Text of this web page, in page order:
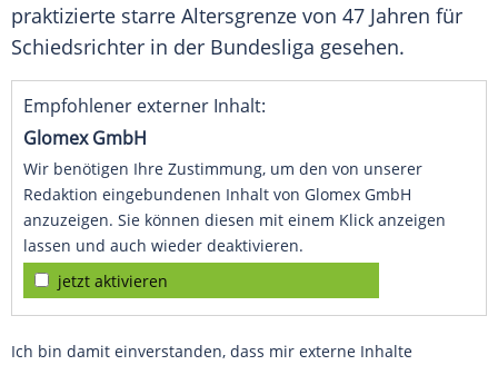
praktizierte starre Altersgrenze von 47 Jahren für
Schiedsrichter in der Bundesliga gesehen.
Empfohlener externer Inhalt:
Glomex GmbH
Wir benötigen Ihre Zustimmung, um den von unserer
Redaktion eingebundenen Inhalt von Glomex GmbH
anzuzeigen. Sie können diesen mit einem Klick anzeigen
lassen und auch wieder deaktivieren.
jetzt aktivieren
Ich bin damit einverstanden, dass mir externe Inhalte